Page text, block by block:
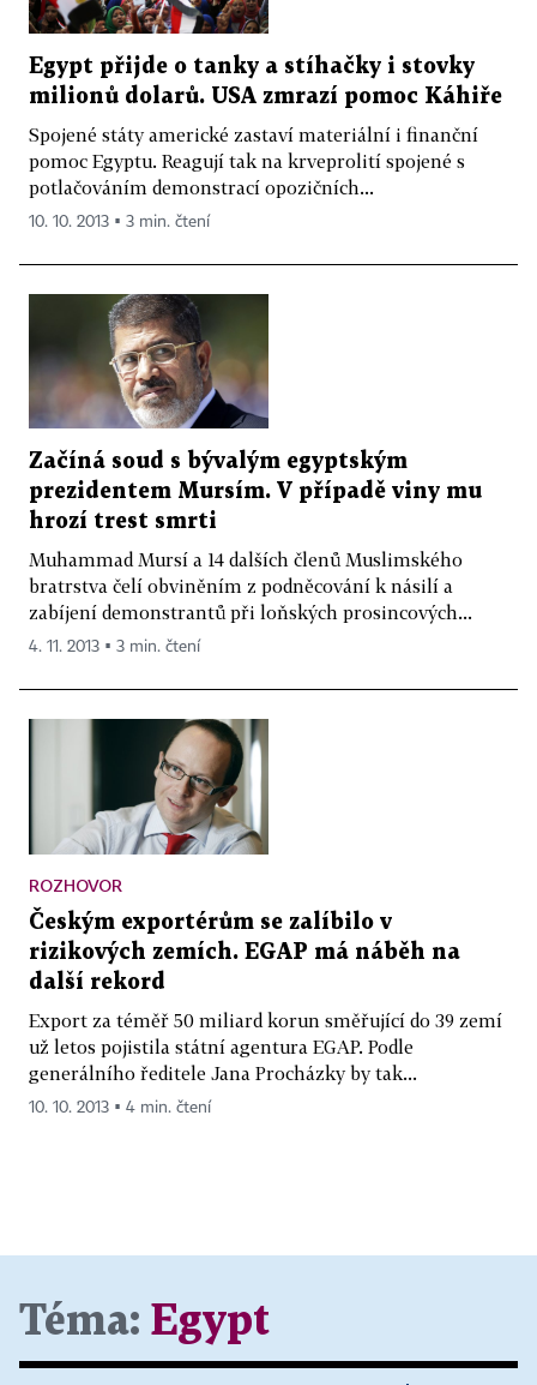
Egypt přijde o tanky a stíhačky i stovky
milionů dolarů. USA zmrazí pomoc Káhiře
Spojené státy americké zastaví materiální i finanční
pomoc Egyptu. Reagují tak na krveprolití spojené s
potlačováním demonstrací opozičních...
10. 10. 2013 ▪ 3 min. čtení
Začíná soud s bývalým egyptským
prezidentem Mursím. V případě viny mu
hrozí trest smrti
Muhammad Mursí a 14 dalších členů Muslimského
bratrstva čelí obviněním z podněcování k násilí a
zabíjení demonstrantů při loňských prosincových...
4. 11. 2013 ▪ 3 min. čtení
ROZHOVOR
Českým exportérům se zalíbilo v
rizikových zemích. EGAP má náběh na
další rekord
Export za téměř 50 miliard korun směřující do 39 zemí
už letos pojistila státní agentura EGAP. Podle
generálního ředitele Jana Procházky by tak...
10. 10. 2013 ▪ 4 min. čtení
Téma: Egypt